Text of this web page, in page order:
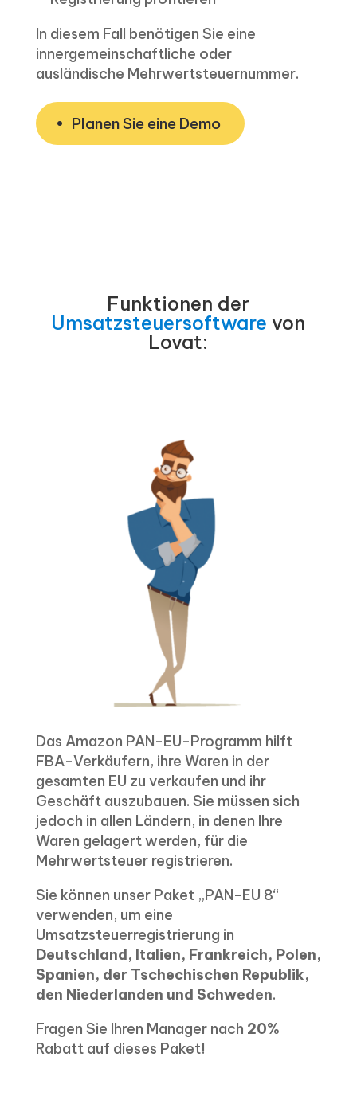
In diesem Fall benötigen Sie eine
innergemeinschaftliche oder
ausländische Mehrwertsteuernummer.
Planen Sie eine Demo
Funktionen der
Umsatzsteuersoftware von
Lovat:
Das Amazon PAN-EU-Programm hilft
FBA-Verkäufern, ihre Waren in der
gesamten EU zu verkaufen und ihr
Geschäft auszubauen. Sie müssen sich
jedoch in allen Ländern, in denen Ihre
Waren gelagert werden, für die
Mehrwertsteuer registrieren.
Sie können unser Paket „PAN-EU 8“
verwenden, um eine
Umsatzsteuerregistrierung in
Deutschland, Italien, Frankreich, Polen,
Spanien, der Tschechischen Republik,
den Niederlanden und Schweden.
Fragen Sie Ihren Manager nach 20%
Rabatt auf dieses Paket!